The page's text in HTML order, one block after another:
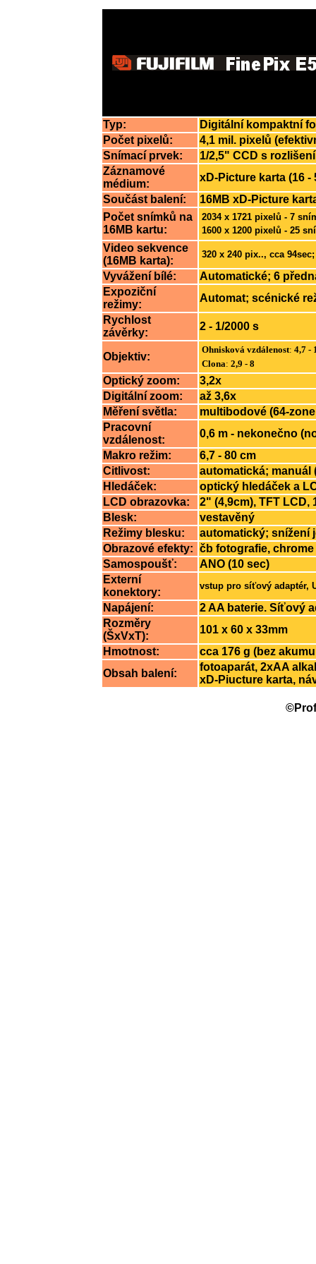
Typ:
Digitální kompaktní
Počet pixelů:
4,1 mil. pixelů
Snímací prvek:
1/2,5" CCD s
Záznamové
médium:
xD-Picture karta (16 -
Součást balení:
16MB xD-Picture
Počet snímků na
16MB kartu:
2034 x 1721 pixelů - 7
1600 x 1200 pixelů - 25
Video sekvence
(16MB karta):
320 x 240 pix.., cca
Vyvážení bílé:
Automatické; 6
Expoziční
režimy:
Automat; scénické
Rychlost
závěrky:
2 - 1/2000 s
Objektiv:
Ohnisková vzdálenost: 4,7 -
Clona: 2,9 - 8
Optický zoom:
3,2x
Digitální zoom:
až 3,6x
Měření světla:
multibodové (64-
Pracovní
vzdálenost:
0,6 m - nekonečno
Makro režim:
6,7 - 80 cm
Citlivost:
automatická; manuál
Hledáček:
optický hledáček a
LCD obrazovka:
2" (4,9cm), TFT LCD,
Blesk:
vestavěný
Režimy blesku:
automatický; snížení
Obrazové efekty: čb fotografie, chrome
Samospoušť:
ANO (10 sec)
Externí
konektory:
vstup pro síťový adaptér,
Napájení:
2 AA baterie. Síťový
Rozměry
(ŠxVxT):
101 x 60 x 33mm
Hmotnost:
cca 176 g (bez
Obsah balení:
fotoaparát, 2xAA
xD-Piucture karta,